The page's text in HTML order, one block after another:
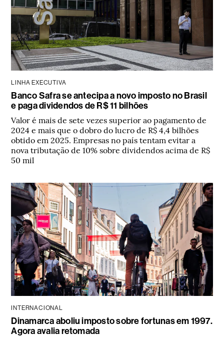
LINHA EXECUTIVA
Banco Safra se antecipa a novo imposto no Brasil
e paga dividendos de R$ 11 bilhões
Valor é mais de sete vezes superior ao pagamento de
2024 e mais que o dobro do lucro de R$ 4,4 bilhões
obtido em 2025. Empresas no país tentam evitar a
nova tributação de 10% sobre dividendos acima de R$
50 mil
INTERNACIONAL
Dinamarca aboliu imposto sobre fortunas em 1997.
Agora avalia retomada